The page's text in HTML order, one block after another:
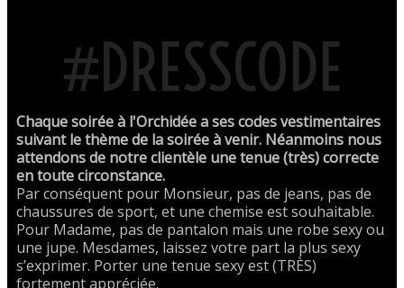
#DRESSCODE
Chaque soirée à l'Orchidée a ses codes vestimentaires
suivant le thème de la soirée à venir. Néanmoins nous
attendons de notre clientèle une tenue (très) correcte
en toute circonstance.
Par conséquent pour Monsieur, pas de jeans, pas de
chaussures de sport, et une chemise est souhaitable.
Pour Madame, pas de pantalon mais une robe sexy ou
une jupe. Mesdames, laissez votre part la plus sexy
s’exprimer. Porter une tenue sexy est (TRÈS)
fortement appréciée.